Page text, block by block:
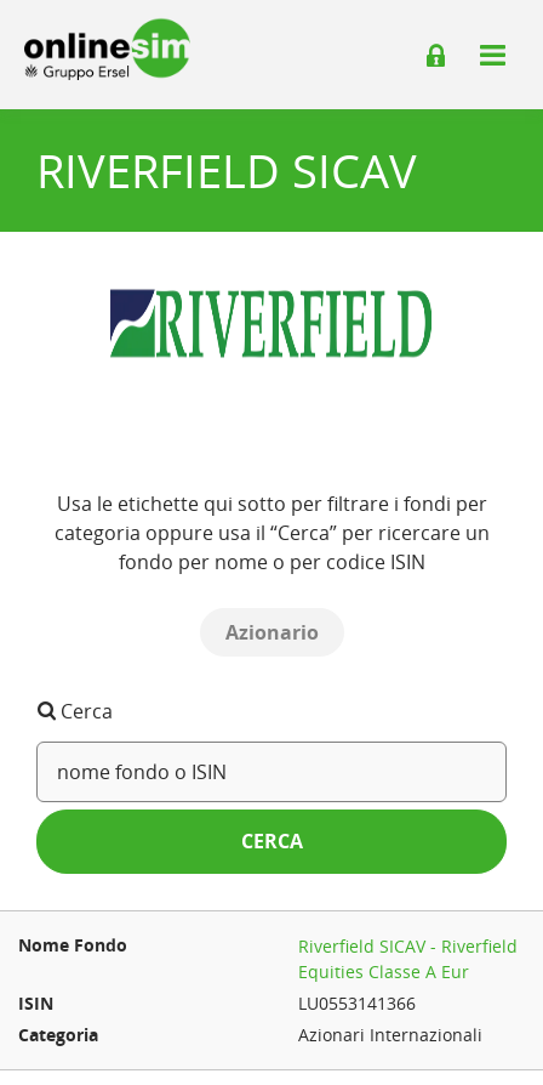
RIVERFIELD SICAV
Usa le etichette qui sotto per filtrare i fondi per
categoria oppure usa il “Cerca” per ricercare un
fondo per nome o per codice ISIN
Azionario
Cerca
CERCA
Riverfield SICAV - Riverfield
Equities Classe A Eur
LU0553141366
Azionari Internazionali